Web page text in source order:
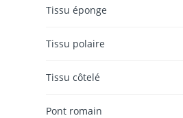
Tissu éponge
Tissu polaire
Tissu côtelé
Pont romain